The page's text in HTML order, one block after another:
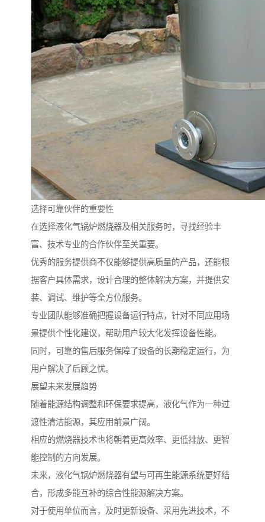
选择可靠伙伴的重要性
在选择液化气锅炉燃烧器及相关服务时，寻找经验丰
富、技术专业的合作伙伴至关重要。
优秀的服务提供商不仅能够提供高质量的产品，还能根
据客户具体需求，设计合理的整体解决方案，并提供安
装、调试、维护等全方位服务。
专业团队能够准确把握设备运行特点，针对不同应用场
景提供个性化建议，帮助用户较大化发挥设备性能。
同时，可靠的售后服务保障了设备的长期稳定运行，为
用户解决了后顾之忧。
展望未来发展趋势
随着能源结构调整和环保要求提高，液化气作为一种过
渡性清洁能源，其应用前景广阔。
相应的燃烧器技术也将朝着更高效率、更低排放、更智
能控制的方向发展。
未来，液化气锅炉燃烧器有望与可再生能源系统更好结
合，形成多能互补的综合性能源解决方案。
对于使用单位而言，及时更新设备、采用先进技术，不